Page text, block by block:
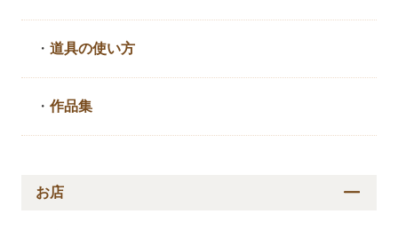
・道具の使い方
・作品集
お店